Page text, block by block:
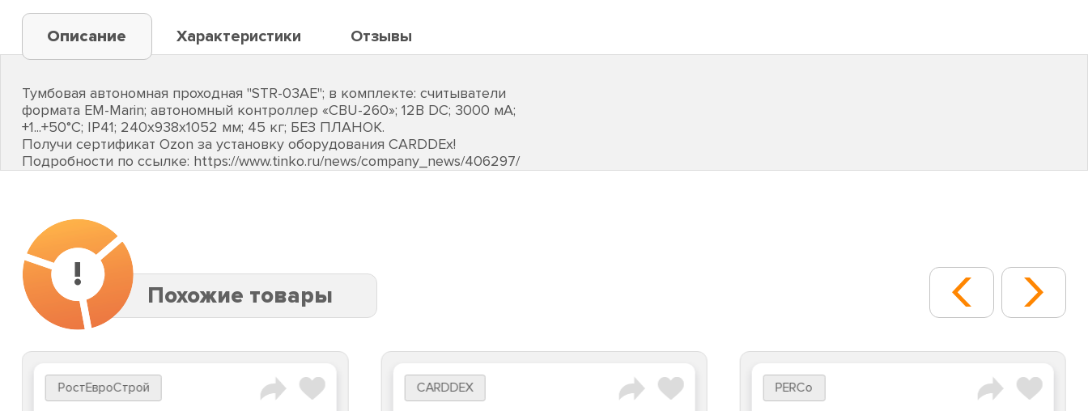
Описание Характеристики Отзывы
Тумбовая автономная проходная "STR-03AE"; в комплекте: считыватели
формата EM-Marin; автономный контроллер «CBU-260»; 12В DC; 3000 мА;
+1...+50°C; IP41; 240х938х1052 мм; 45 кг; БЕЗ ПЛАНОК.
Получи сертификат Ozon за установку оборудования CARDDEх!
Подробности по ссылке: https://www.tinko.ru/news/company_news/406297/
!
Похожие товары
РостЕвроСтрой CARDDEX PERCo